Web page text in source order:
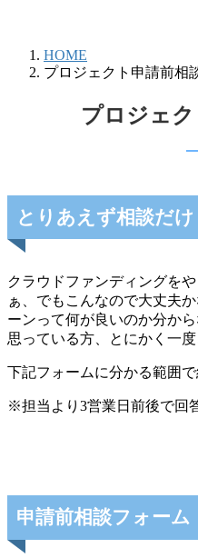
HOME
プロジェクト申請前相
プロジェ
とりあえず相談だけ
クラウドファンディングを
ぁ、でもこんなので大丈夫
ーンって何が良いのか分か
思っている方、とにかく一度
下記フォームに分かる範囲
※担当より3営業日前後で回
申請前相談フォーム